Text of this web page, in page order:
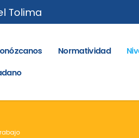
Tolima
Normatividad